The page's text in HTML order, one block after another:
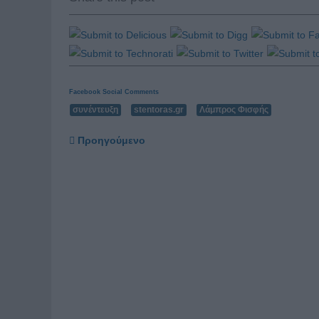
Facebook Social Comments
συνέντευξη stentoras.gr Λάμπρος Φισφής
Προηγούμενο